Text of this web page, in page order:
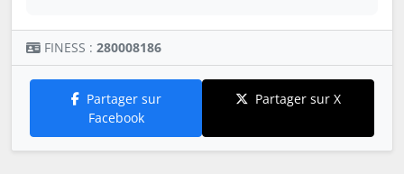
FINESS : 280008186
Partager sur
Facebook
Partager sur X